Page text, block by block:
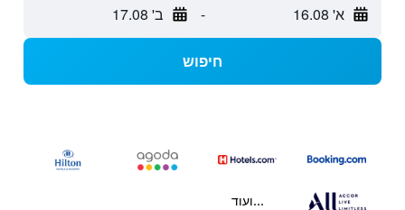
א' 16.08 - ב' 17.08
חיפוש
...ועוד